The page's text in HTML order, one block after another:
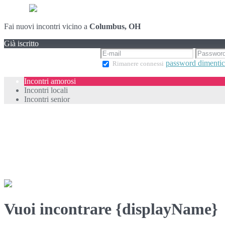
Fai nuovi incontri vicino a Columbus, OH
Già iscritto
Rimanere connessi password
Incontri amorosi
Incontri locali
Incontri senior
Vuoi incontrare {displayName}